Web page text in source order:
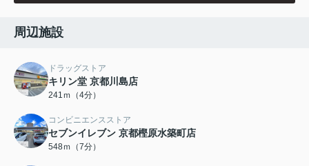
周辺施設
ドラッグストア
キリン堂 京都川島店
241ｍ（4分）
コンビニエンスストア
セブンイレブン 京都樫原水築町店
548ｍ（7分）